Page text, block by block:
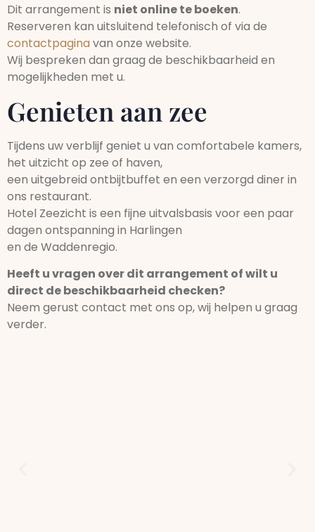
Dit arrangement is niet online te boeken.
Reserveren kan uitsluitend telefonisch of via de
contactpaginavan onze website.
Wij bespreken dan graag de beschikbaarheid en
mogelijkheden met u.
Genieten aan zee
Tijdens uw verblijf geniet u van comfortabele kamers,
het uitzicht op zee of haven,
een uitgebreid ontbijtbuffet en een verzorgd diner in
ons restaurant.
Hotel Zeezicht is een fijne uitvalsbasis voor een paar
dagen ontspanning in Harlingen
en de Waddenregio.
Heeft u vragen over dit arrangement of wilt u
direct de beschikbaarheid checken?
Neem gerust contact met ons op, wij helpen u graag
verder.